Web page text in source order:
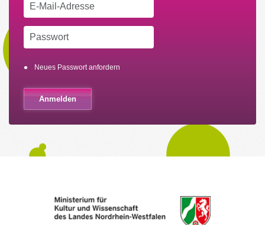
Neues Passwort anfordern